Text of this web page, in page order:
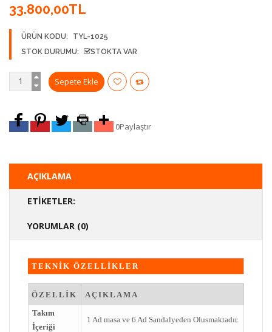
33.800,00TL
ÜRÜN KODU:
TYL-1025
STOK DURUMU:
STOKTA VAR
0Paylaştır
AÇIKLAMA
ETIKETLER:
YORUMLAR (0)
TEKNİK ÖZELLİKLER
ÖZELLİK
AÇIKLAMA
Takım
İçeriği
1 Ad masa ve 6 Ad Sandalyeden Olusmaktadır.